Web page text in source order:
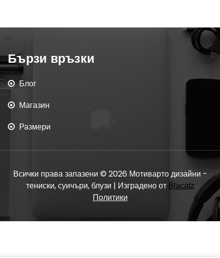
Бързи връзки
Блог
Магазин
Размери
Всички права запазени © 2026 Мотиварто дизайни -
тениски, суичъри, блузи | Изградено от Blacatz
Политики